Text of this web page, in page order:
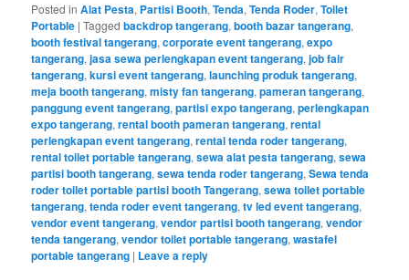
Posted in Alat Pesta, Partisi Booth,Tenda,Tenda Roder,Toilet
Portable |Tagged backdrop tangerang,booth bazar tangerang,
booth festival tangerang,corporate event tangerang,expo
tangerang,jasa sewa perlengkapan event tangerang,job fair
tangerang,kursi event tangerang,launching produk tangerang,
meja booth tangerang,misty fan tangerang,pameran tangerang,
panggung event tangerang,partisi expo tangerang,perlengkapan
expo tangerang,rental booth pameran tangerang,rental
perlengkapan event tangerang,rental tenda roder tangerang,
rental toilet portable tangerang,sewa alat pesta tangerang,sewa
partisi booth tangerang,sewa tenda roder tangerang,Sewa tenda
roder toilet portable partisi booth Tangerang,sewa toilet portable
tangerang,tenda roder event tangerang,tv led event tangerang,
vendor event tangerang,vendor partisi booth tangerang,vendor
tenda tangerang,vendor toilet portable tangerang,wastafel
portable tangerang | Leave a reply